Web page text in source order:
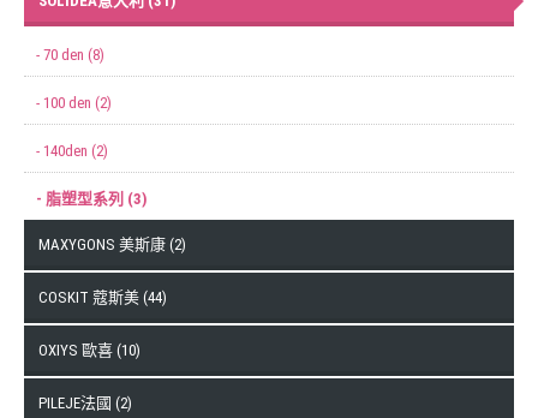
- 70 den (8)
- 100 den (2)
- 140den (2)
- 脂塑型系列 (3)
MAXYGONS 美斯康 (2)
COSKIT 蔻斯美 (44)
OXIYS 歐喜 (10)
PILEJE法國 (2)